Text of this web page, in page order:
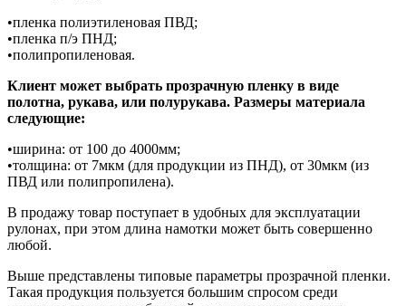
•пленка полиэтиленовая ПВД;
•пленка п/э ПНД;
•полипропиленовая.
Клиент может выбрать прозрачную пленку в виде
полотна, рукава, или полурукава. Размеры материала
следующие:
•ширина: от 100 до 4000мм;
•толщина: от 7мкм (для продукции из ПНД), от 30мкм (из
ПВД или полипропилена).
В продажу товар поступает в удобных для эксплуатации
рулонах, при этом длина намотки может быть совершенно
любой.
Выше представлены типовые параметры прозрачной пленки.
Такая продукция пользуется большим спросом среди